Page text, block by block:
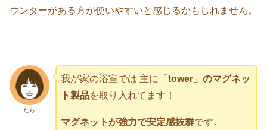
ウンターがある方が使いやすいと感じるかもしれません。
たら
我が家の浴室では 主に「 tower」のマグネッ
ト製品を取り入れてます！
マグネットが強力で安定感抜群です。